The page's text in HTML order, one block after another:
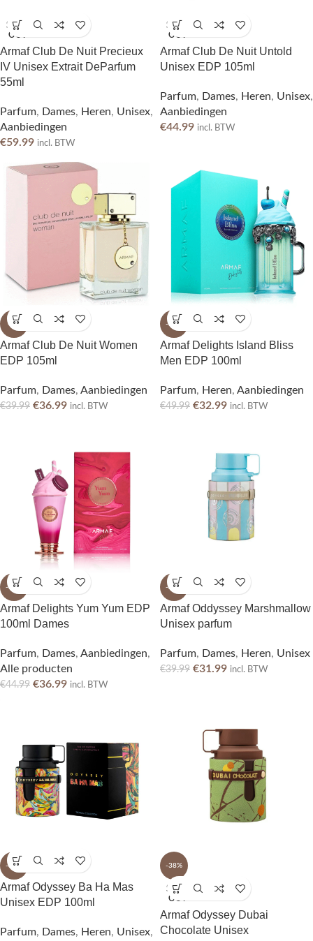
SOLD
OUT
Armaf Club De Nuit Precieux
IV Unisex Extrait DeParfum
55ml
Parfum, Dames, Heren, Unisex,
Aanbiedingen
€59.99 incl. BTW
SOLD
OUT
Armaf Club De Nuit Untold
Unisex EDP 105ml
Parfum, Dames, Heren, Unisex,
Aanbiedingen
€44.99 incl. BTW
-8%
Armaf Club De Nuit Women
EDP 105ml
Parfum, Dames, Aanbiedingen
€39.99 €36.99 incl. BTW
-34%
Armaf Delights Island Bliss
Men EDP 100ml
Parfum, Heren, Aanbiedingen
€49.99 €32.99 incl. BTW
-18%
Armaf Delights Yum Yum EDP
100ml Dames
Parfum, Dames, Aanbiedingen,
Alle producten
€44.99 €36.99 incl. BTW
-20%
Armaf Oddyssey Marshmallow
Unisex parfum
Parfum, Dames, Heren, Unisex
€39.99 €31.99 incl. BTW
-38%
Armaf Odyssey Ba Ha Mas
Unisex EDP 100ml
Parfum, Dames, Heren, Unisex,
-38%
SOLD
OUT
Armaf Odyssey Dubai
Chocolate Unisex